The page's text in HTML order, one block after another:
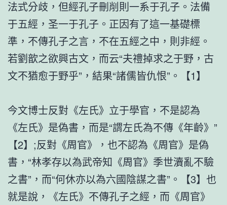
法式分歧，但經孔子刪削則一系于孔子。法備
于五經，圣一于孔子。正因有了這一基礎標
準，不傳孔子之言，不在五經之中，則非經。
若劉歆之欲興古文，而云“夫禮掉求之于野，古
文不猶愈于野乎”，結果“諸儒皆仇恨”。【1】
今文博士反對《左氏》立于學官，不是認為
《左氏》是偽書，而是“謂左氏為不傳《年齡》”
【2】;反對《周官》，也不認為《周官》是偽
書，“林孝存以為武帝知《周官》季世瀆亂不驗
之書”，而“何休亦以為六國陰謀之書”。【3】也
就是說，《左氏》不傳孔子之經，而《周官》